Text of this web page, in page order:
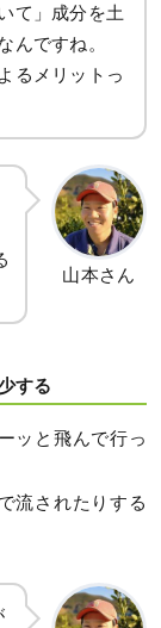
て」成分を土
んですね。
るメリットっ
山本さん
する
ッと飛んで行っ
流されたりする